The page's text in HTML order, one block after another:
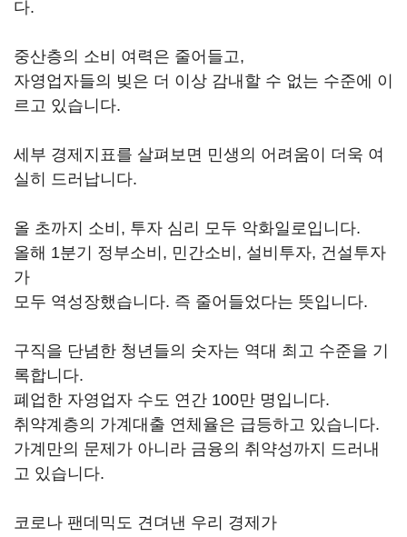
다.
중산층의 소비 여력은 줄어들고,
자영업자들의 빚은 더 이상 감내할 수 없는 수준에 이
르고 있습니다.
세부 경제지표를 살펴보면 민생의 어려움이 더욱 여
실히 드러납니다.
올 초까지 소비, 투자 심리 모두 악화일로입니다.
올해 1분기 정부소비, 민간소비, 설비투자, 건설투자
가
모두 역성장했습니다. 즉 줄어들었다는 뜻입니다.
구직을 단념한 청년들의 숫자는 역대 최고 수준을 기
록합니다.
폐업한 자영업자 수도 연간 100만 명입니다.
취약계층의 가계대출 연체율은 급등하고 있습니다.
가계만의 문제가 아니라 금융의 취약성까지 드러내
고 있습니다.
코로나 팬데믹도 견뎌낸 우리 경제가